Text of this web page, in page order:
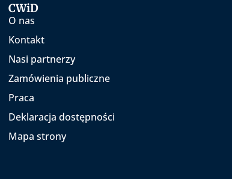
CWiD
O nas
Kontakt
Nasi partnerzy
Zamówienia publiczne
Praca
Deklaracja dostępności
Mapa strony